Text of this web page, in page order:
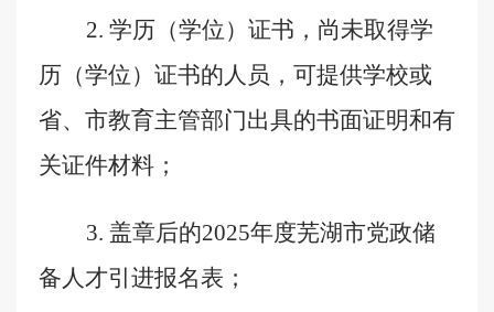
2. 学历（学位）证书，尚未取得学
历（学位）证书的人员，可提供学校或
省、市教育主管部门出具的书面证明和有
关证件材料；
3. 盖章后的2025年度芜湖市党政储
备人才引进报名表；